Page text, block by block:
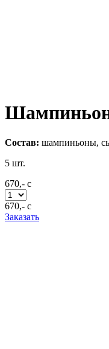
Состав: шампиньоны,
5 шт.
670,- c
670,- c
Заказать